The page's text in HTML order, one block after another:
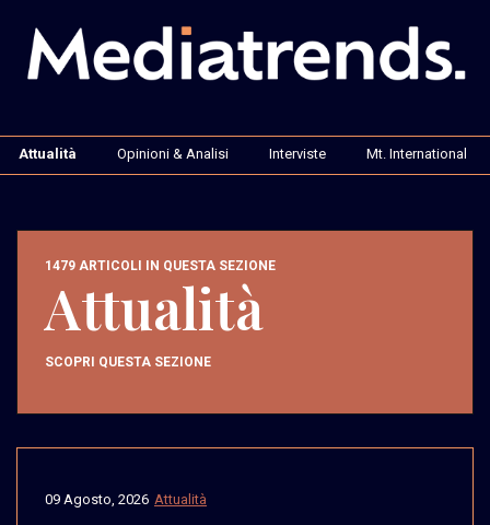
Attualità Opinioni & Analisi Interviste Mt. International
1479 ARTICOLI IN QUESTA SEZIONE
Attualità
SCOPRI QUESTA SEZIONE
Attualità
09 Agosto, 2026